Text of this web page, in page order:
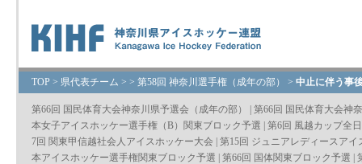
TOP > 県代表チーム > > 第58回 神奈川選手権（成年の部） > 中止に伴う事
第66回 国民体育大会神奈川県予選会（成年の部） | 第66回 国民体育大会神
本女子アイスホッケー選手権（B）関東ブロック予選 | 第6回 風越カップ全
7回 関東甲信越社会人アイスホッケー大会 | 第15回 ジュニアレディースア
本アイスホッケー選手権関東ブロック予選 | 第66回 国体関東ブロック予選 |